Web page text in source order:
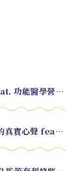
EP.220 好久不見！2026 試錄集 feat. 功能醫學營養師 美寶
EP.219 從銀行高管轉職幣圈 KOL 的真實心聲 feat.龜大